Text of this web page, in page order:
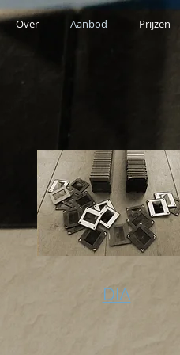
Over Aanbod Prijzen
DIA